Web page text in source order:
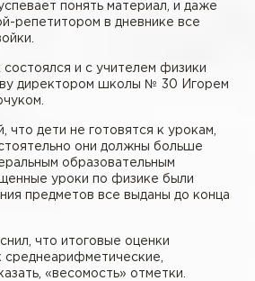
понять материал, и даже
репетитором в дневнике все
состоялся и с учителем физики
директором школы № 30 Игорем
что дети не готовятся к урокам,
они должны больше
образовательным
уроки по физике были
предметов все выданы до конца
что итоговые оценки
среднеарифметические,
«весомость» отметки.